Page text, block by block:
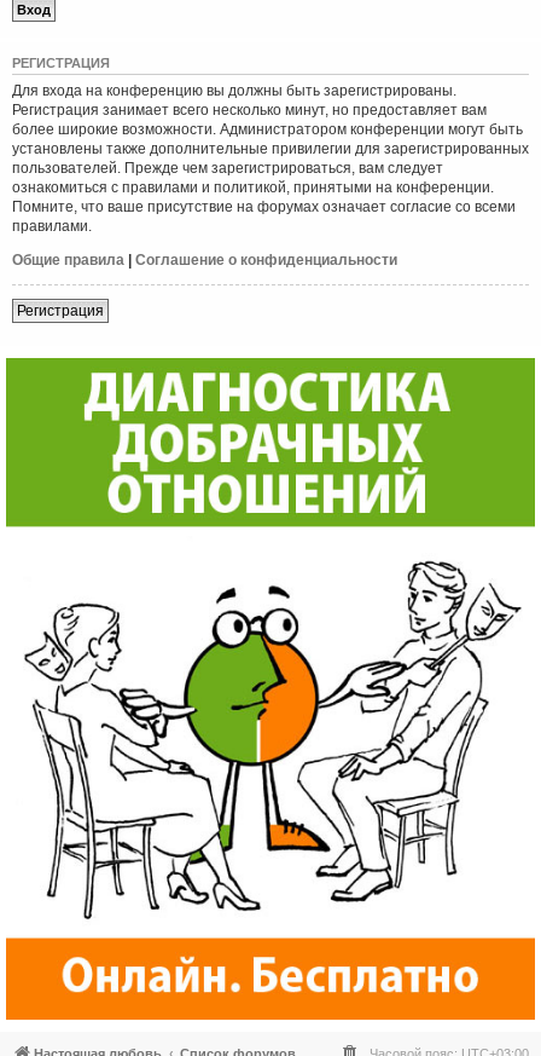
РЕГИСТРА ЦИЯ
Для входа на конференцию вы должны быть зарегистрированы.
Регистрация занимает всего несколько минут, но предоставляет вам
более широкие возможности. Администратором конференции могут быть
установлены также дополнительные привилегии для зарегистрированных
пользователей. Прежде чем зарегистрироваться, вам следует
ознакомиться с правилами и политикой, принятыми на конференции.
Помните, что ваше присутствие на форумах означает согласие со всеми
правилами.
Общие правила
Соглашение о конфиденциальности
Регистрация